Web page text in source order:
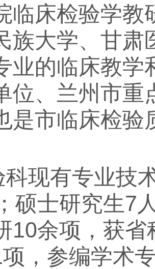
临床检验学
族大学、甘肃
业的临床教学
位、兰州市重
是市临床检验
科现有专业技
硕士研究生7
10余项，获
，参编学术